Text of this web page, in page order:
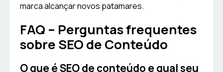
marca alcançar novos patamares.
FAQ – Perguntas frequentes
sobre SEO de Conteúdo
O que é SEO de conteúdo e qual seu